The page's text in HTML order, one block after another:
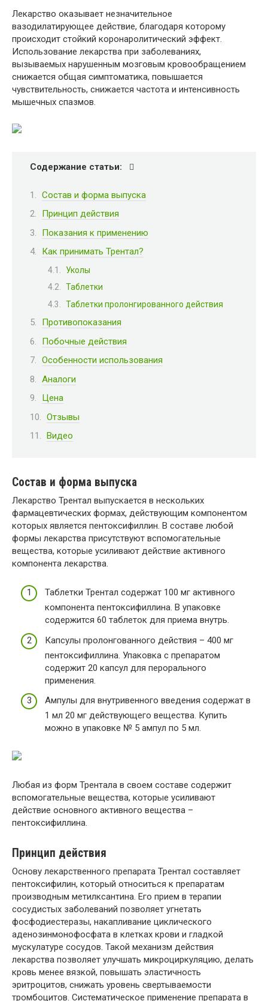
Лекарство оказывает незначительное
вазодилатирующее действие, благодаря которому
происходит стойкий коронаролитический эффект.
Использование лекарства при заболеваниях,
вызываемых нарушенным мозговым кровообращением
снижается общая симптоматика, повышается
чувствительность, снижается частота и интенсивность
мышечных спазмов.
Содержание статьи:
Состав и форма выпуска
Принцип действия
Показания к применению
Как принимать Трентал?
Уколы
Таблетки
Таблетки пролонгированного действия
Противопоказания
Побочные действия
Особенности использования
Аналоги
Цена
Отзывы
Видео
Состав и форма выпуска
Лекарство Трентал выпускается в нескольких
фармацевтических формах, действующим компонентом
которых является пентоксифиллин. В составе любой
формы лекарства присутствуют вспомогательные
вещества, которые усиливают действие активного
компонента лекарства.
Таблетки Трентал содержат 100 мг активного
компонента пентоксифиллина. В упаковке
содержится 60 таблеток для приема внутрь.
Капсулы пролонгованного действия – 400 мг
пентоксифиллина. Упаковка с препаратом
содержит 20 капсул для перорального
применения.
Ампулы для внутривенного введения содержат в
1 мл 20 мг действующего вещества. Купить
можно в упаковке № 5 ампул по 5 мл.
Любая из форм Трентала в своем составе содержит
вспомогательные вещества, которые усиливают
действие основного активного вещества –
пентоксифиллина.
Принцип действия
Основу лекарственного препарата Трентал составляет
пентоксифилин, который относиться к препаратам
производным метилксантина. Его прием в терапии
сосудистых заболеваний позволяет угнетать
фосфодиестеразы, накапливание циклического
аденозинмонофосфата в клетках крови и гладкой
мускулатуре сосудов. Такой механизм действия
лекарства позволяет улучшать микроциркуляцию, делать
кровь менее вязкой, повышать эластичность
эритроцитов, снижать уровень свертываемости
тромбоцитов. Систематическое применение препарата в